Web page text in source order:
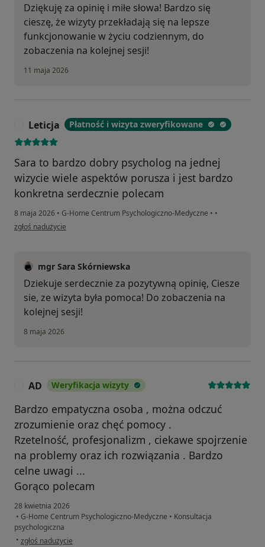
Dziękuję za opinię i miłe słowa! Bardzo się
cieszę, że wizyty przekładają się na lepsze
funkcjonowanie w życiu codziennym, do
zobaczenia na kolejnej sesji!
11 maja 2026
Leticja Płatność i wizyta zweryfikowane
Sara to bardzo dobry psycholog na jednej
wizycie wiele aspektów porusza i jest bardzo
konkretna serdecznie polecam
8 maja 2026 • G-Home Centrum Psychologiczno-Medyczne • •
w opinii użytkownika Leticja
zgłoś nadużycie
mgr Sara Skórniewska
Dziekuje serdecznie za pozytywną opinię, Ciesze
sie, ze wizyta była pomoca! Do zobaczenia na
kolejnej sesji!
8 maja 2026
AD Weryfikacja wizyty
Bardzo empatyczna osoba , można odczuć
zrozumienie oraz chęć pomocy .
Rzetelność, profesjonalizm , ciekawe spojrzenie
na problemy oraz ich rozwiązania . Bardzo
celne uwagi ...
Gorąco polecam
28 kwietnia 2026
• G-Home Centrum Psychologiczno-Medyczne • Konsultacja
psychologiczna
• w opinii użytkownika AD
zgłoś nadużycie